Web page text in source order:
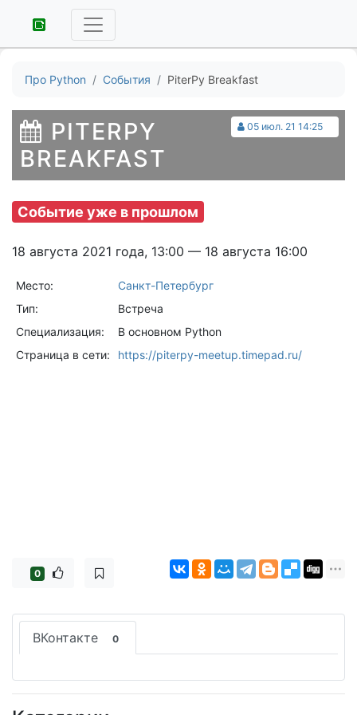
Про Python События PiterPy Breakfast
05 июл. 21 14:25
PITERPY
BREAKFAST
Событие уже в прошлом
18 августа 2021 года, 13:00 — 18 августа 16:00
Место:
Санкт-Петербург
Тип:
Встреча
Специализация:
В основном Python
Страница в сети:
https://piterpy-meetup.timepad.ru/
0
ВКонтакте 0